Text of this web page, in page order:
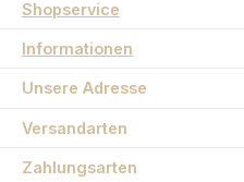
Shopservice
Informationen
Unsere Adresse
Versandarten
Zahlungsarten